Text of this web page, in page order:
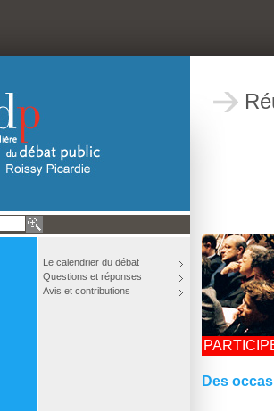
Le calendrier du débat
Questions et réponses
Avis et contributions
Des